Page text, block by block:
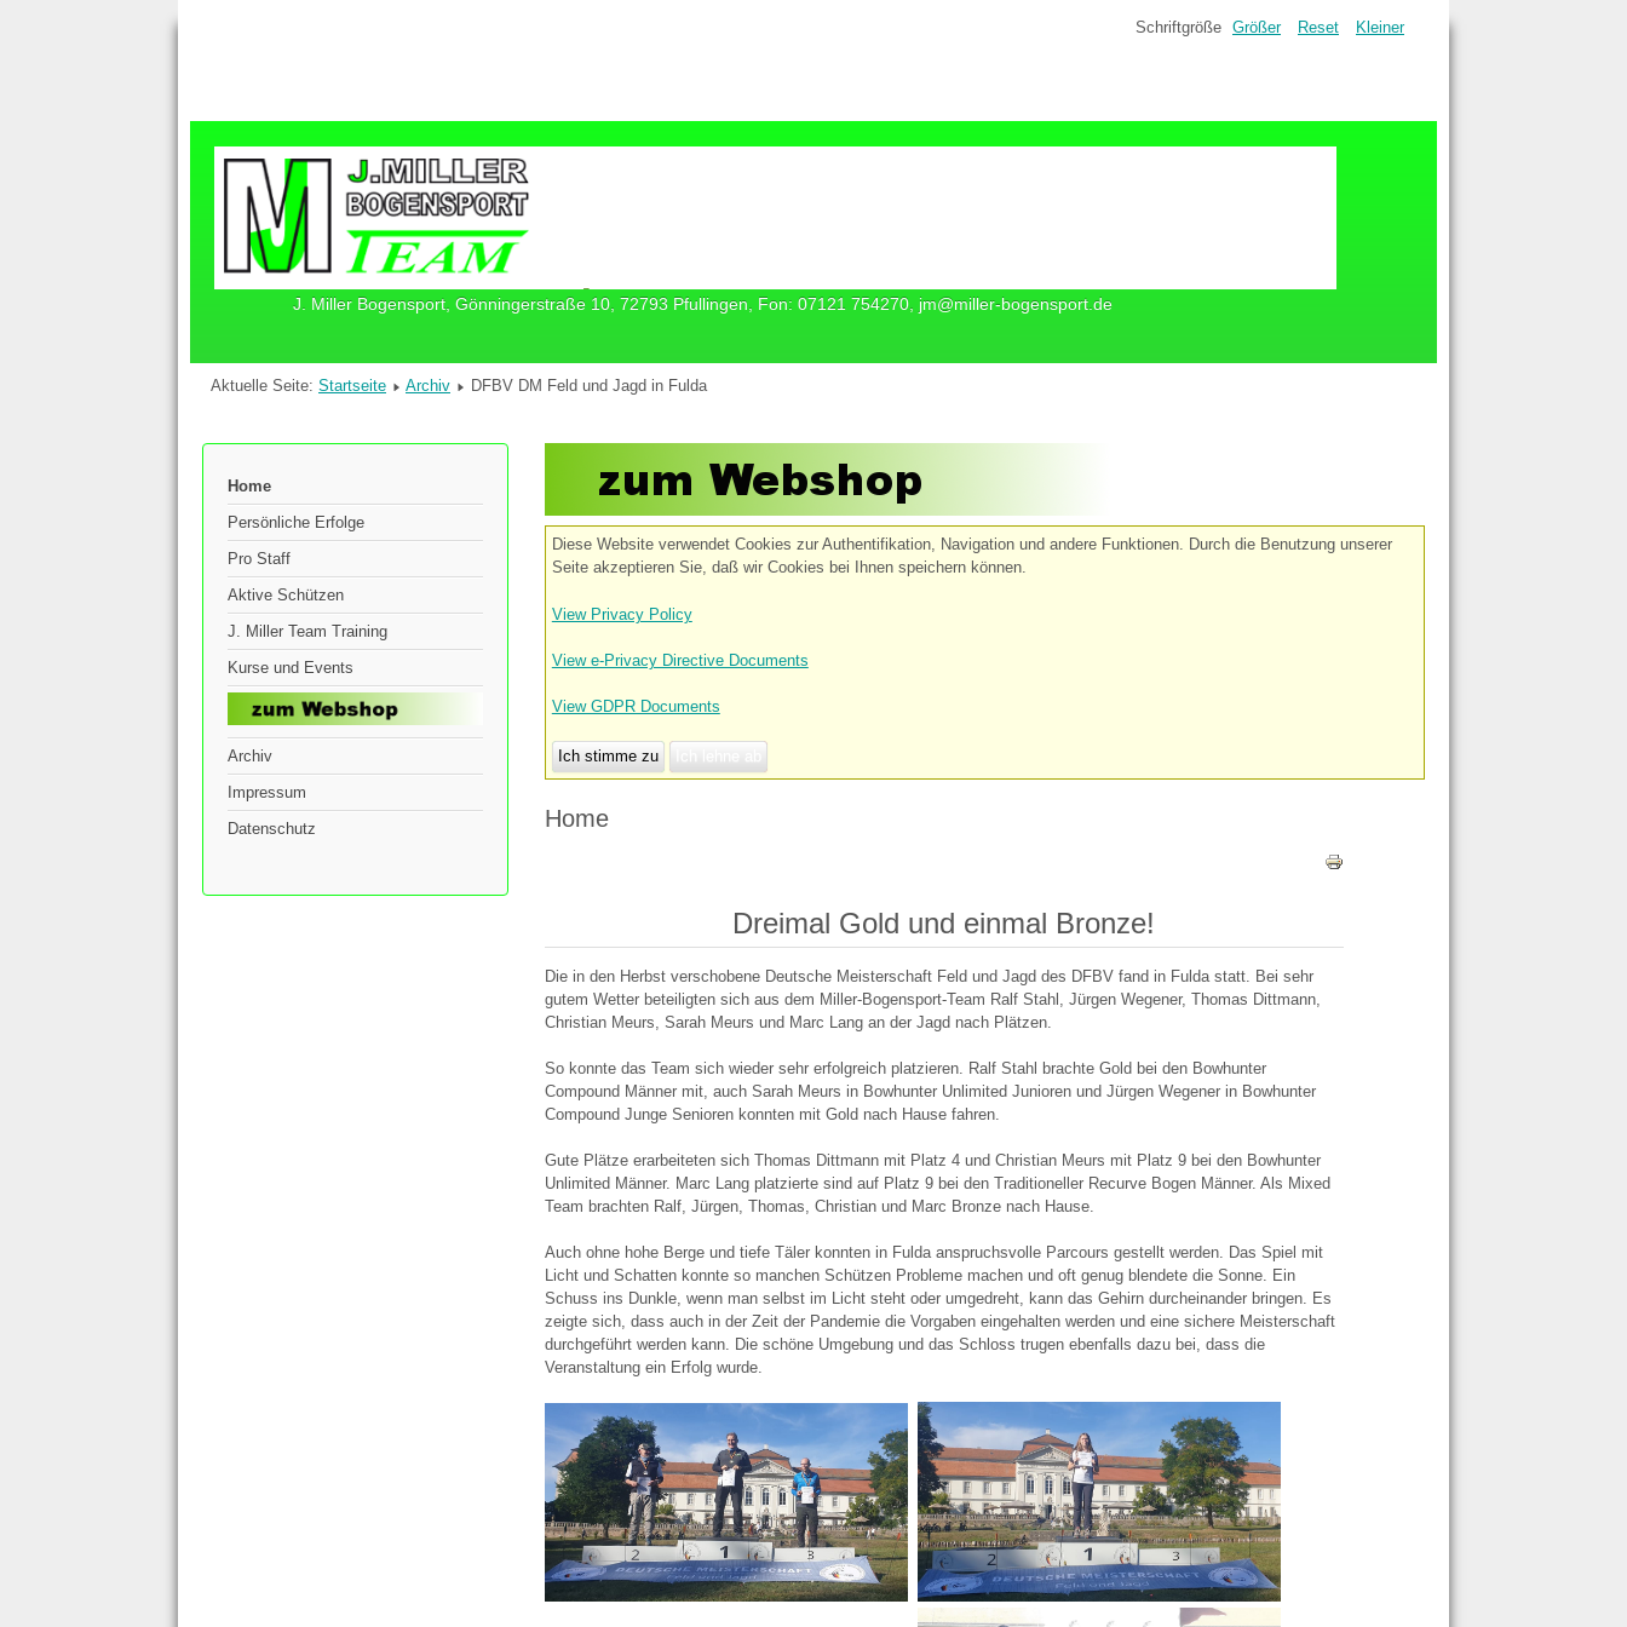
J. Miller Bogensport, Gönningerstraße 10, 72793 Pfullingen, Fon: 07121 754270, jm@miller-bogensport.de
Schriftgröße Größer Reset Kleiner
Aktuelle Seite: Startseite Archiv DFBV DM Feld und Jagd in Fulda
Home
Persönliche Erfolge
Pro Staff
Aktive Schützen
J. Miller Team Training
Kurse und Events
Archiv
Impressum
Datenschutz
Diese Website verwendet Cookies zur Authentifikation, Navigation und andere Funktionen. Durch die Benutzung unserer
Seite akzeptieren Sie, daß wir Cookies bei Ihnen speichern können.
View Privacy Policy
View e-Privacy Directive Documents
View GDPR Documents
Ich stimme zu
Home
Dreimal Gold und einmal Bronze!
Die in den Herbst verschobene Deutsche Meisterschaft Feld und Jagd des DFBV fand in Fulda statt. Bei sehr
gutem Wetter beteiligten sich aus dem Miller-Bogensport-Team Ralf Stahl, Jürgen Wegener, Thomas Dittmann,
Christian Meurs, Sarah Meurs und Marc Lang an der Jagd nach Plätzen.
So konnte das Team sich wieder sehr erfolgreich platzieren. Ralf Stahl brachte Gold bei den Bowhunter
Compound Männer mit, auch Sarah Meurs in Bowhunter Unlimited Junioren und Jürgen Wegener in Bowhunter
Compound Junge Senioren konnten mit Gold nach Hause fahren.
Gute Plätze erarbeiteten sich Thomas Dittmann mit Platz 4 und Christian Meurs mit Platz 9 bei den Bowhunter
Unlimited Männer. Marc Lang platzierte sind auf Platz 9 bei den Traditioneller Recurve Bogen Männer. Als Mixed
Team brachten Ralf, Jürgen, Thomas, Christian und Marc Bronze nach Hause.
Auch ohne hohe Berge und tiefe Täler konnten in Fulda anspruchsvolle Parcours gestellt werden. Das Spiel mit
Licht und Schatten konnte so manchen Schützen Probleme machen und oft genug blendete die Sonne. Ein
Schuss ins Dunkle, wenn man selbst im Licht steht oder umgedreht, kann das Gehirn durcheinander bringen. Es
zeigte sich, dass auch in der Zeit der Pandemie die Vorgaben eingehalten werden und eine sichere Meisterschaft
durchgeführt werden kann. Die schöne Umgebung und das Schloss trugen ebenfalls dazu bei, dass die
Veranstaltung ein Erfolg wurde.